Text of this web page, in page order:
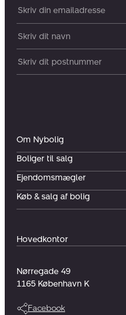
Hovedkontor
Nørregade 49
1165 København K
Facebook
Om Nybolig
Boliger til salg
Ejendomsmægler
Køb & salg af bolig
Din email:
Dit navn:
Postnummer